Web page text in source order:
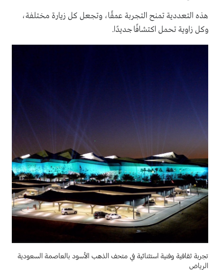
هذه التعددية تمنح التجربة عمقًا، وتجعل كل زيارة مختلفة،
وكل زاوية تحمل اكتشافًا جديدًا.
تجربة ثقافية وفنية استثنائية في متحف الذهب الأسود بالعاصمة السعودية
الرياض